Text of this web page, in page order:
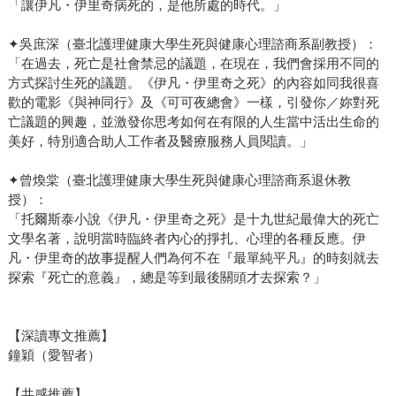
「讓伊凡・伊里奇病死的，是他所處的時代。」
✦吳庶深（臺北護理健康大學生死與健康心理諮商系副教授）：
「在過去，死亡是社會禁忌的議題，在現在，我們會採用不同的
方式探討生死的議題。《伊凡・伊里奇之死》的內容如同我很喜
歡的電影《與神同行》及《可可夜總會》一樣，引發你／妳對死
亡議題的興趣，並激發你思考如何在有限的人生當中活出生命的
美好，特別適合助人工作者及醫療服務人員閱讀。」
✦曾煥棠（臺北護理健康大學生死與健康心理諮商系退休教
授）：
「托爾斯泰小說《伊凡・伊里奇之死》是十九世紀最偉大的死亡
文學名著，說明當時臨終者內心的掙扎、心理的各種反應。伊
凡・伊里奇的故事提醒人們為何不在『最單純平凡』的時刻就去
探索『死亡的意義』，總是等到最後關頭才去探索？」
【深讀專文推薦】
鐘穎（愛智者）